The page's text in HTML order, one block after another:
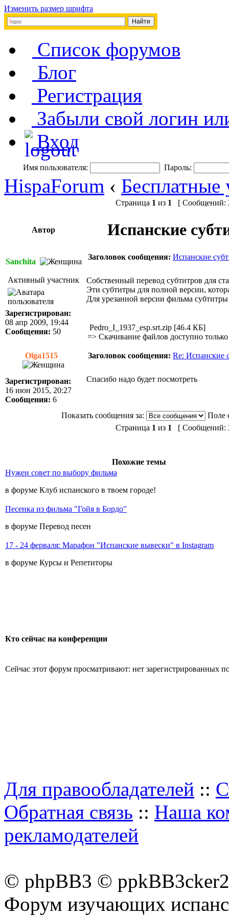
Изменить размер шрифта
Список форумов
Блог
Регистрация
Забыли свой логин
Вход
Имя пользователя: Пароль:
HispaForum ‹ Бесплатные
Страница 1 из 1 [ Сообщений:
Автор Испанские
Sanchita
Заголовок сообщения: Испанские
Активный участник
Зарегистрирован:
08 апр 2009, 19:44
Сообщения: 50
Собственный перевод субтитров для
Эти субтитры для полной версии,
Для урезанной версии фильма
Pedro_I_1937_esp.srt.zip [46.4 КБ]
=> Скачивание файлов доступно
Olga1515 Заголовок сообщения: Re: Испанские
Зарегистрирован:
16 июн 2015, 20:27
Сообщения: 6
Спасибо надо будет посмотреть
Показать сообщения за:
Поле
Страница 1 из 1 [ Сообщений:
Похожие темы
Нужен совет по выбору фильма
в форуме Клуб испанского в твоем городе!
Песенка из фильма "Гойя в Бордо"
в форуме Перевод песен
17 - 24 ферваля: Марафон "Испанские вывески" в Instagram
в форуме Курсы и Репетиторы
Кто сейчас на конференции
Сейчас этот форум просматривают: нет зарегистрированных
Для правообладателей ::
Обратная связь :: Наша
рекламодателей
© phpBB3 ©
Форум изучающих